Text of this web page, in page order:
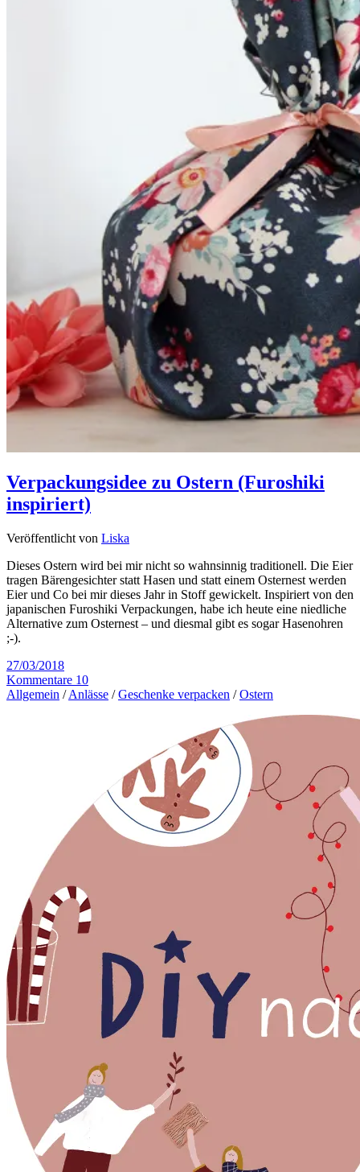
Verpackungsidee zu Ostern (Furoshiki
inspiriert)
Veröffentlicht von Liska
Dieses Ostern wird bei mir nicht so wahnsinnig traditionell. Die Eier
tragen Bärengesichter statt Hasen und statt einem Osternest werden
Eier und Co bei mir dieses Jahr in Stoff gewickelt. Inspiriert von den
japanischen Furoshiki Verpackungen, habe ich heute eine niedliche
Alternative zum Osternest – und diesmal gibt es sogar Hasenohren
;-).
27/03/2018
Kommentare 10
Allgemein /Anlässe /Geschenke verpacken /Ostern